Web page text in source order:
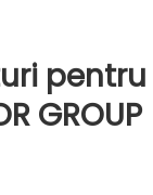
pentru
GROUP